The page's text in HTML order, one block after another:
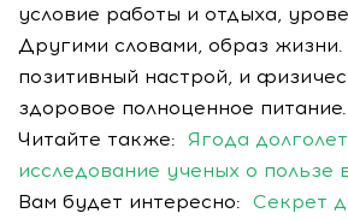
условие работы и отдыха,
Другими словами, образ жизни.
позитивный настрой, и
здоровое полноценное питание.
Читайте также: Ягода
исследование ученых о пользе
Вам будет интересно: Секрет